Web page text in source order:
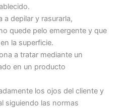
a depilar y rasurarla,
quede pelo emergente y que
la superficie.
a tratar mediante un
en un producto
los ojos del cliente y
siguiendo las normas